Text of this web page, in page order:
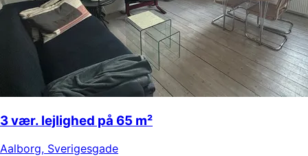
3 vær. lejlighed på 65 m²
Aalborg, Sverigesgade